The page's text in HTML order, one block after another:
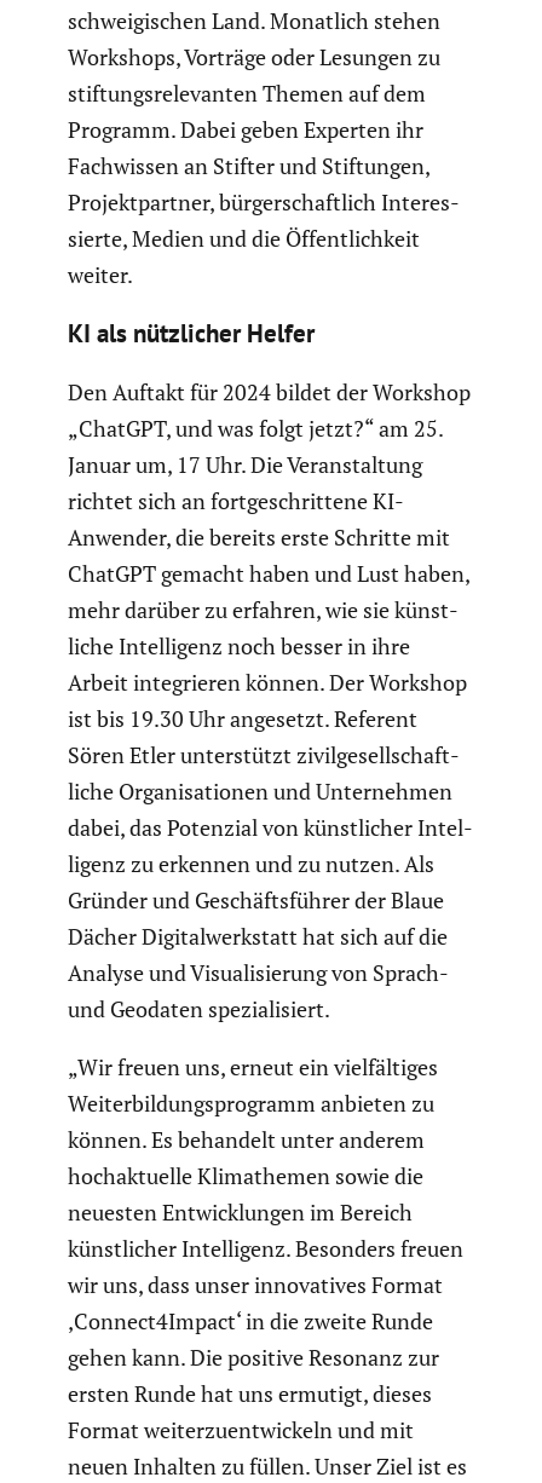
schwei­gi­schen Land. Monatlich stehen
Workshops, Vorträge oder Lesungen zu
stiftungs­re­le­vanten Themen auf dem
Programm. Dabei geben Experten ihr
Fachwissen an Stifter und Stiftungen,
Projekt­partner, bürger­schaft­lich Inter­es­
sierte, Medien und die Öffent­lich­keit
weiter.
KI als nützli­cher Helfer
Den Auftakt für 2024 bildet der Workshop
„ChatGPT, und was folgt jetzt?“ am 25.
Januar um, 17 Uhr. Die Veran­stal­tung
richtet sich an fortge­schrit­tene KI-
Anwender, die bereits erste Schritte mit
ChatGPT gemacht haben und Lust haben,
mehr darüber zu erfahren, wie sie künst­
liche Intel­li­genz noch besser in ihre
Arbeit integrieren können. Der Workshop
ist bis 19.30 Uhr angesetzt. Referent
Sören Etler unter­stützt zivil­ge­sell­schaft­
liche Organi­sa­tionen und Unter­nehmen
dabei, das Potenzial von künst­li­cher Intel­
li­genz zu erkennen und zu nutzen. Als
Gründer und Geschäfts­führer der Blaue
Dächer Digital­werk­statt hat sich auf die
Analyse und Visua­li­sie­rung von Sprach-
und Geodaten spezia­li­siert.
„Wir freuen uns, erneut ein vielfäl­tiges
Weiter­bil­dungs­pro­gramm anbieten zu
können. Es behandelt unter anderem
hochak­tu­elle Klimathemen sowie die
neuesten Entwick­lungen im Bereich
künst­li­cher Intel­li­genz. Besonders freuen
wir uns, dass unser innova­tives Format
‚Connect4Impact‘ in die zweite Runde
gehen kann. Die positive Resonanz zur
ersten Runde hat uns ermutigt, dieses
Format weiter­zu­ent­wi­ckeln und mit
neuen Inhalten zu füllen. Unser Ziel ist es